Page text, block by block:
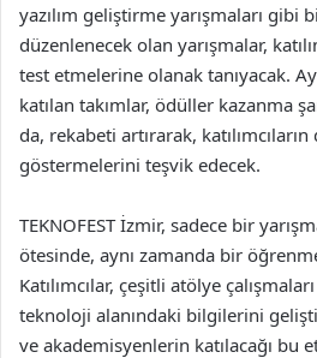
yazılım geliştirme yarışmaları gibi
düzenlenecek olan yarışmalar,
test etmelerine olanak tanıyacak.
katılan takımlar, ödüller kazanma
da, rekabeti artırarak,
göstermelerini teşvik edecek.
TEKNOFEST İzmir, sadece bir
ötesinde, aynı zamanda bir
Katılımcılar, çeşitli atölye
teknoloji alanındaki bilgilerini
ve akademisyenlerin katılacağı bu